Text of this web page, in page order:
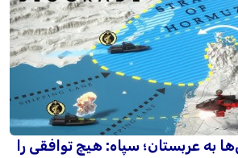
به عربستان؛ سپاه: هیچ توافقی را